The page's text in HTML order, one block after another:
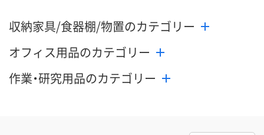
収納家具/食器棚/物置のカテゴリー
オフィス用品のカテゴリー
作業・研究用品のカテゴリー